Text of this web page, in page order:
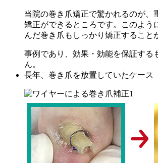
当院の巻き爪矯正で驚かれるのが、
矯正ができるところです。このよう
んだ巻き爪もしっかり矯正すること
事例であり、効果・効能を保証する
ん。
長年、巻き爪を放置していたケース